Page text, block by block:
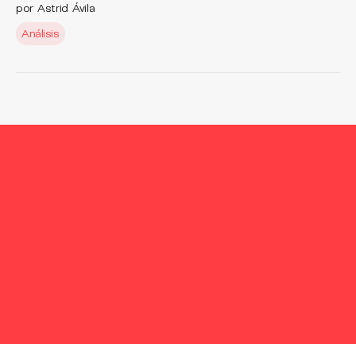
por Astrid Ávila
Análisis